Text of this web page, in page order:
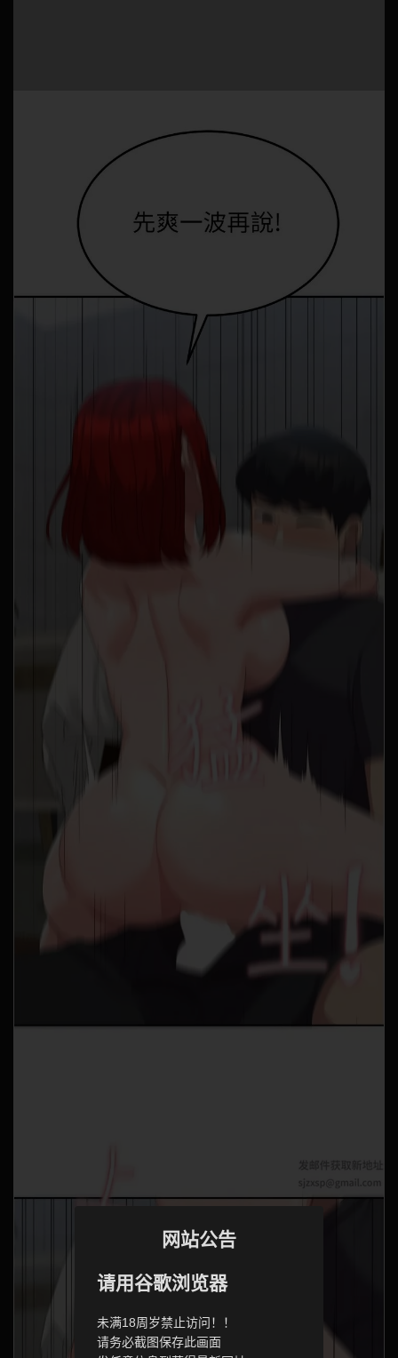
网站公告
请用谷歌浏览器
未满18周岁禁止访问！！
请务必截图保存此画面